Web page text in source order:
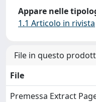
Appare nelle
1.1 Articolo in rivista
File in questo
File
Premessa Extract